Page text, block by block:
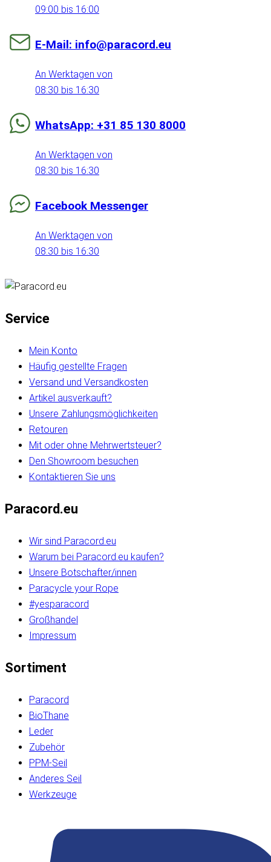
09:00 bis 16:00
E-Mail: info@paracord.eu
An Werktagen von
08:30 bis 16:30
WhatsApp: +31 85 130 8000
An Werktagen von
08:30 bis 16:30
Facebook Messenger
An Werktagen von
08:30 bis 16:30
Service
Mein Konto
Häufig gestellte Fragen
Versand und Versandkosten
Artikel ausverkauft?
Unsere Zahlungsmöglichkeiten
Retouren
Mit oder ohne Mehrwertsteuer?
Den Showroom besuchen
Kontaktieren Sie uns
Paracord.eu
Wir sind Paracord.eu
Warum bei Paracord.eu kaufen?
Unsere Botschafter/innen
Paracycle your Rope
#yesparacord
Großhandel
Impressum
Sortiment
Paracord
BioThane
Leder
Zubehör
PPM-Seil
Anderes Seil
Werkzeuge